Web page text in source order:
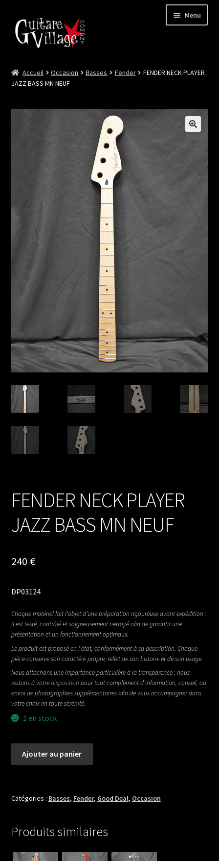
Menu
Neuf
le
menu
enfant
Accueil Occasion Basses Fender
FENDER NECK PLAYER
JAZZ BASS MN NEUF
FENDER NECK PLAYER
JAZZ BASS MN NEUF
240 €
DP03124
Chaque matériel fait l’objet d’une préparation rigoureuse avant expédition :
il est testé, contrôlé et soigneusement nettoyé afin de garantir une
présentation et un fonctionnement optimaux.
Le produit est proposé en l’état, conformément à sa description. Chaque
pièce conserve son caractère propre, reflet de son histoire et de son usage.
Nous attachons une importance particulière à la transparence : nous
restons à votredisposition pour tout complément d’information, conseil, ou
envoi de photographies supplémentaires afin de vous accompagner dans
votre choix en toute sérénité.
1 en stock
PLAYER
MN
Ajouter au panier
Catégories : Basses, Fender, Good Deal, Occasion
Produits similaires